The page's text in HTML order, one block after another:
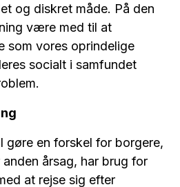
og diskret måde. På den
være med til at
som vores oprindelige
socialt i samfundet
gøre en forskel for borgere,
årsag, har brug for
at rejse sig efter